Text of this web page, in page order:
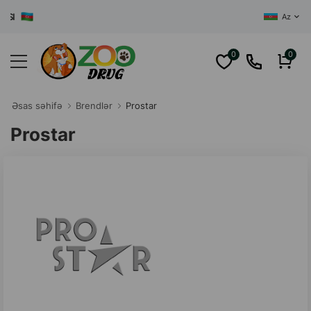
Az
0 0
Əsas səhifə Brendlər Prostar
Prostar